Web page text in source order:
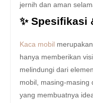
jernih dan aman
✨ Spesifikasi
Kaca mobil
hanya memberikan
melindungi dari
mobil, masing-masing
yang membuatnya